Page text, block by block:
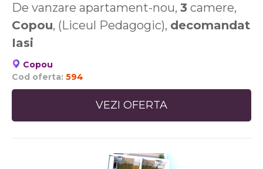
De vanzare apartament-nou, 3 camere,
Copou, (Liceul Pedagogic), decomandat
Iasi
Copou
Cod oferta: 594
VEZI OFERTA